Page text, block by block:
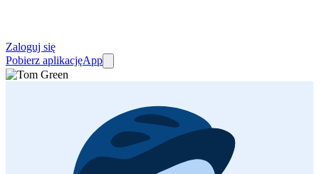
Zaloguj się
Pobierz aplikacjęApp